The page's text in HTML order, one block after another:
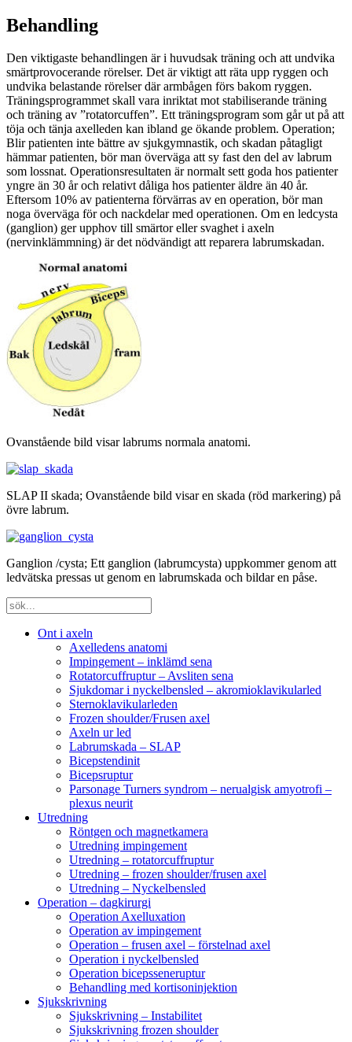
Behandling
Den viktigaste behandlingen är i huvudsak träning och att undvika
smärtprovocerande rörelser. Det är viktigt att räta upp ryggen och
undvika belastande rörelser där armbågen förs bakom ryggen.
Träningsprogrammet skall vara inriktat mot stabiliserande träning
och träning av ”rotatorcuffen”. Ett träningsprogram som går ut på att
töja och tänja axelleden kan ibland ge ökande problem. Operation;
Blir patienten inte bättre av sjukgymnastik, och skadan påtagligt
hämmar patienten, bör man överväga att sy fast den del av labrum
som lossnat. Operationsresultaten är normalt sett goda hos patienter
yngre än 30 år och relativt dåliga hos patienter äldre än 40 år.
Eftersom 10% av patienterna förvärras av en operation, bör man
noga överväga för och nackdelar med operationen. Om en ledcysta
(ganglion) ger upphov till smärtor eller svaghet i axeln
(nervinklämmning) är det nödvändigt att reparera labrumskadan.
Ovanstående bild visar labrums normala anatomi.
SLAP II skada; Ovanstående bild visar en skada (röd markering) på
övre labrum.
Ganglion /cysta; Ett ganglion (labrumcysta) uppkommer genom att
ledvätska pressas ut genom en labrumskada och bildar en påse.
Ont i axeln
Axelledens anatomi
Impingement – inklämd sena
Rotatorcuffruptur – Avsliten sena
Sjukdomar i nyckelbensled – akromioklavikularled
Sternoklavikularleden
Frozen shoulder/Frusen axel
Axeln ur led
Labrumskada – SLAP
Bicepstendinit
Bicepsruptur
Parsonage Turners syndrom – nerualgisk amyotrofi –
plexus neurit
Utredning
Röntgen och magnetkamera
Utredning impingement
Utredning – rotatorcuffruptur
Utredning – frozen shoulder/frusen axel
Utredning – Nyckelbensled
Operation – dagkirurgi
Operation Axelluxation
Operation av impingement
Operation – frusen axel – förstelnad axel
Operation i nyckelbensled
Operation bicepsseneruptur
Behandling med kortisoninjektion
Sjukskrivning
Sjukskrivning – Instabilitet
Sjukskrivning frozen shoulder